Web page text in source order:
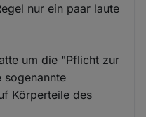
nur ein paar laute
um die "Pflicht zur
sogenannte
Körperteile des